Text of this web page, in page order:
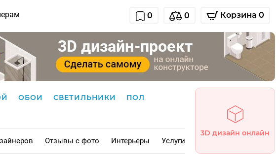
0 0 Корзина 0
ОБОИ СВЕТИЛЬНИКИ ПОЛ
Отзывы с фото Интерьеры Услуги
3D дизайн онлайн